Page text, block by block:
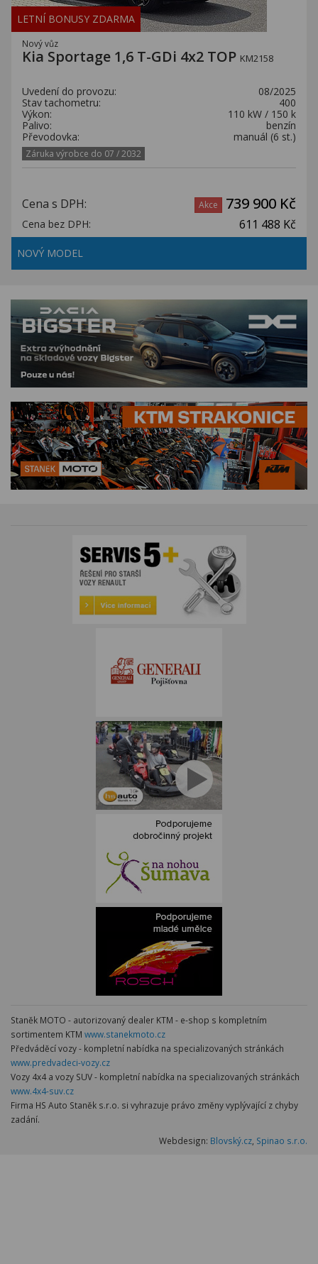
LETNÍ BONUSY ZDARMA
Nový vůz
Kia Sportage 1,6 T-GDi 4x2 TOP KM2158
Uvedení do provozu:
08/2025
Stav tachometru:
400
Výkon:
110 kW / 150 k
Palivo:
benzín
Převodovka:
manuál (6 st.)
Záruka výrobce do 07 / 2032
Cena s DPH: Akce 739 900 Kč
Cena bez DPH: 611 488 Kč
NOVÝ MODEL
Staněk MOTO - autorizovaný dealer KTM - e-shop s kompletním
sortimentem KTM www.stanekmoto.cz
Předváděcí vozy - kompletní nabídka na specializovaných stránkách
www.predvadeci-vozy.cz
Vozy 4x4 a vozy SUV - kompletní nabídka na specializovaných stránkách
www.4x4-suv.cz
Firma HS Auto Staněk s.r.o. si vyhrazuje právo změny vyplývající z chyby
zadání.
Webdesign: Blovský.cz Spinao s.r.o.